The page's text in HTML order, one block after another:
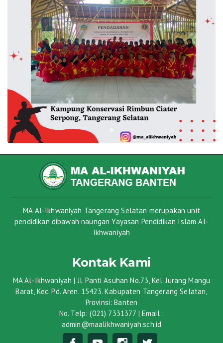
MA Al-Ikhwaniyah Tangerang Selatan merupakan unit
pendidikan dibawah naungan Yayasan Pendidikan Islam Al-
Ikhwaniyah
Kontak Kami
MA Al-Ikhwaniyah | Jl. Panti Asuhan No.73, Kel. Jurang Mangu
Barat, Kec. Pd. Aren. 15423. Kabupaten Tangerang Selatan,
Provinsi: Banten
No. Telp: (021) 7331377 | Email :
admin@maalikhwaniyah.sch.id